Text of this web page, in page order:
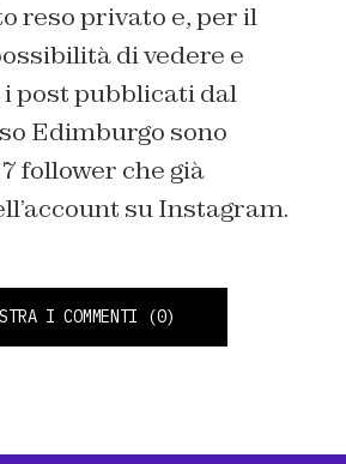
reso privato e, per il
di vedere e
post pubblicati dal
Edimburgo sono
follower che già
su Instagram.
I COMMENTI (0)